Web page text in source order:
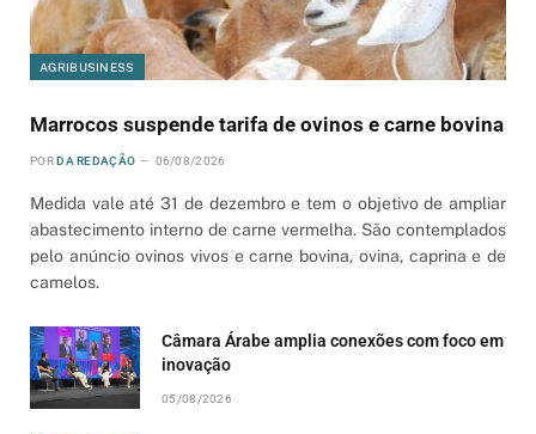
AGRIBUSINESS
Marrocos suspende tarifa de ovinos e carne bovina
Medida vale até 31 de dezembro e tem o objetivo de ampliar
abastecimento interno de carne vermelha. São contemplados
pelo anúncio ovinos vivos e carne bovina, ovina, caprina e de
camelos.
Câmara Árabe amplia conexões com foco em
inovação